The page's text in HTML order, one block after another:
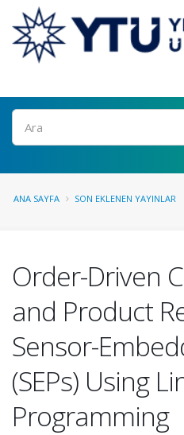
Ara
ANA SAYFA SON EKLENEN YAYINLAR
Order-Driven
and Product
Sensor-
(SEPs) Using
Programming